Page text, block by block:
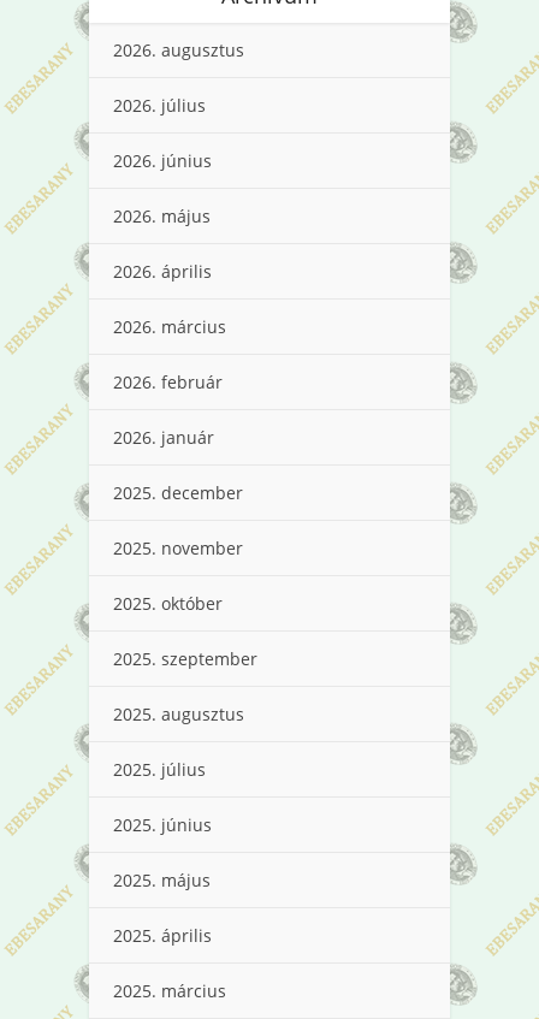
2026. augusztus
2026. július
2026. június
2026. május
2026. április
2026. március
2026. február
2026. január
2025. december
2025. november
2025. október
2025. szeptember
2025. augusztus
2025. július
2025. június
2025. május
2025. április
2025. március